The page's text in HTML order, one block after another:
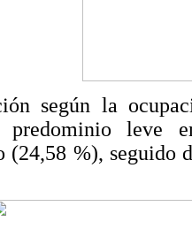
según la
predominio leve
(24,58 %), seguido